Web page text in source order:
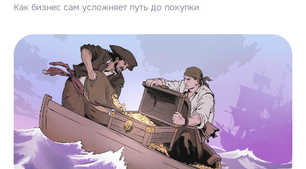
Как бизнес сам усложняет путь до покупки